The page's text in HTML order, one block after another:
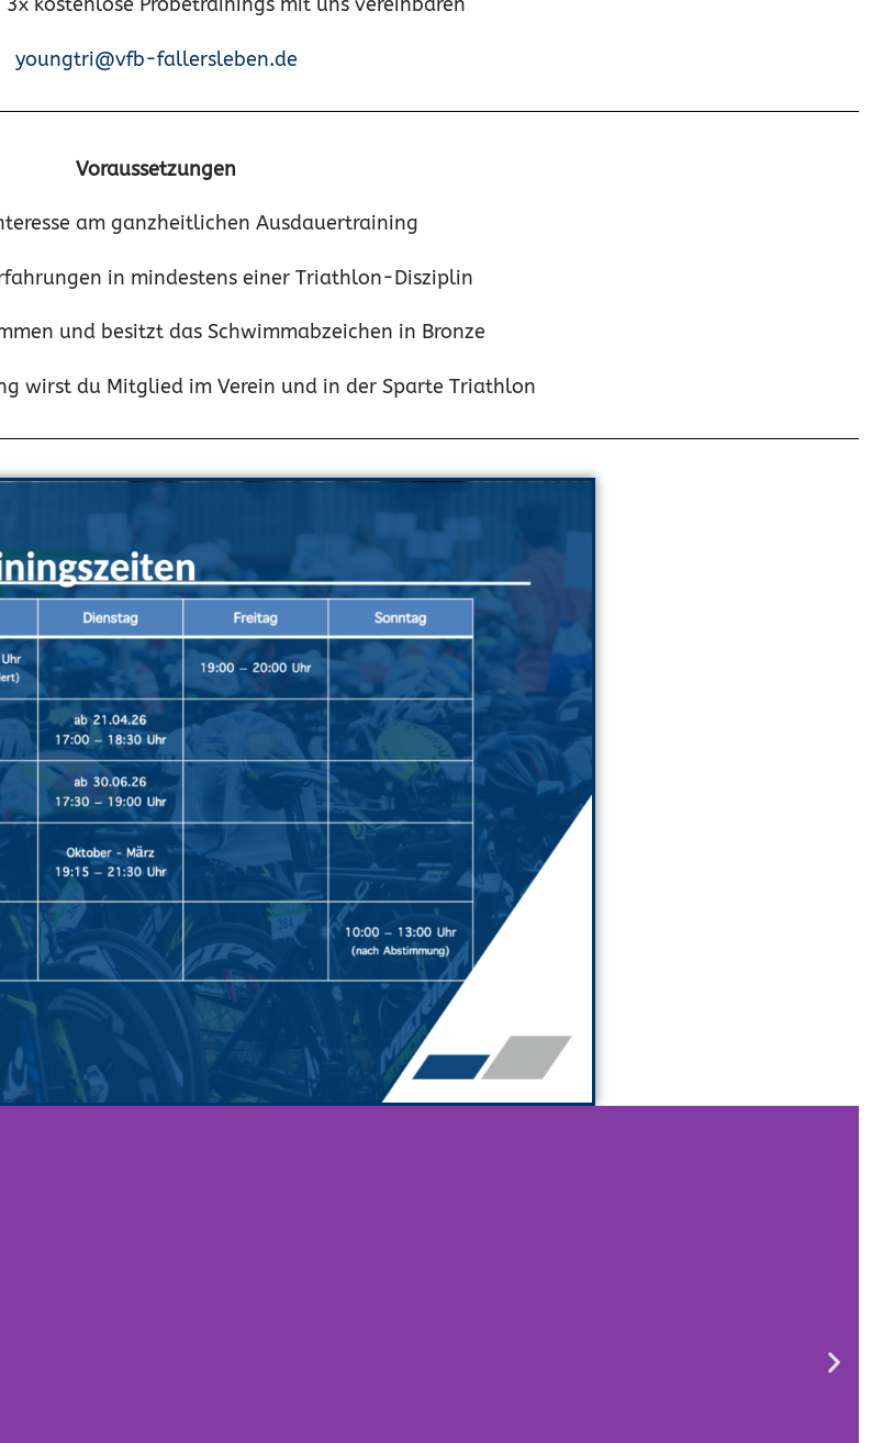
youngtri@vfb-fallersleben.de
Voraussetzungen
am ganzheitlichen Ausdauertraining
in mindestens einer Triathlon-Disziplin
und besitzt das Schwimmabzeichen in Bronze
wirst du Mitglied im Verein und in der Sparte Triathlon